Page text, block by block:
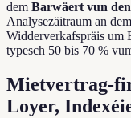
dem Barwäert vun
Analysezäitraum an dem
Widderverkafspräis um
typesch 50 bis 70 %
Mietvertrag-
Loyer,